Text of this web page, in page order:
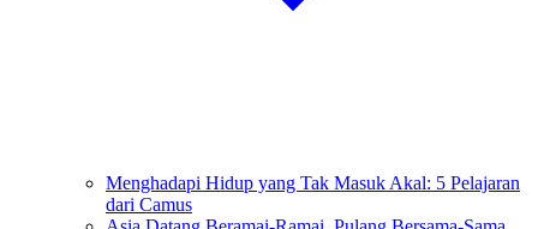
Menghadapi Hidup yang Tak Masuk Akal: 5 Pelajaran
dari Camus